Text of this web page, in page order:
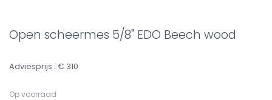
Open scheermes 5/8" EDO Beech wood
Adviesprijs : € 310
Op voorraad